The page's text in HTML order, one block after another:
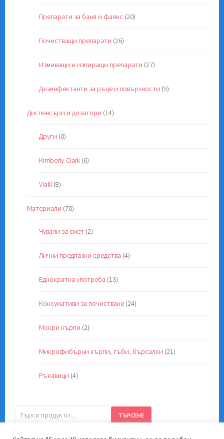
Препарати за баня и фаянс (20)
Почистващи препарати (26)
Измиващи и изпиращи препарати (27)
Дезинфектанти за ръце и повърхности (9)
Диспенсъри и дозатори (14)
Други (0)
Kimberly-Clark (6)
Vialli (8)
Материали (70)
Чували за смет (2)
Лични предпазни средства (4)
Еднократна употреба (13)
Консумативи за почистване (24)
Мокри кърпи (2)
Микрофибърни кърпи, гъби, бърсалки (21)
Ръкавици (4)
Търсене
за:
ТЪРСЕНЕ